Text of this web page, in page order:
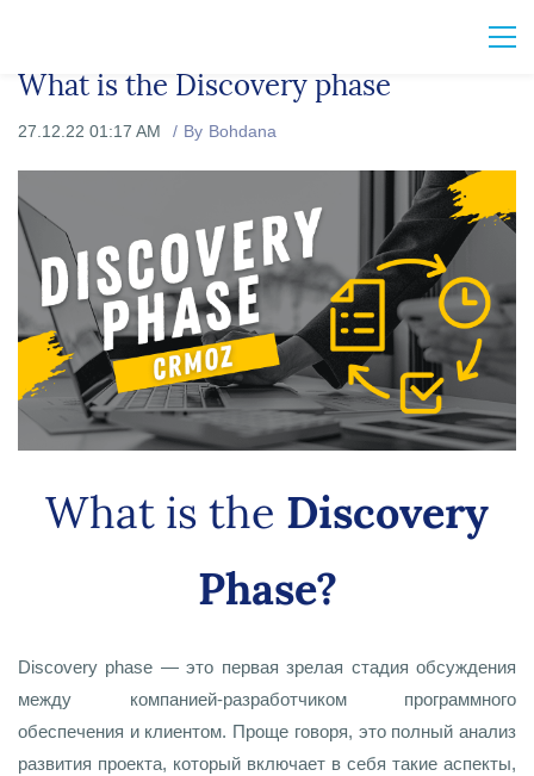
What is the Discovery phase
27.12.22 01:17 AM By Bohdana
What is the Discovery
Phase?
Discovery phase — это первая зрелая стадия обсуждения
между компанией-разработчиком программного
обеспечения и клиентом. Проще говоря, это полный анализ
развития проекта, который включает в себя такие аспекты,